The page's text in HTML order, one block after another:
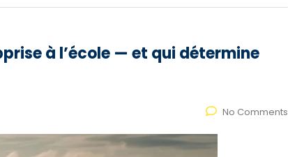
à l’école — et qui détermine
No Comments